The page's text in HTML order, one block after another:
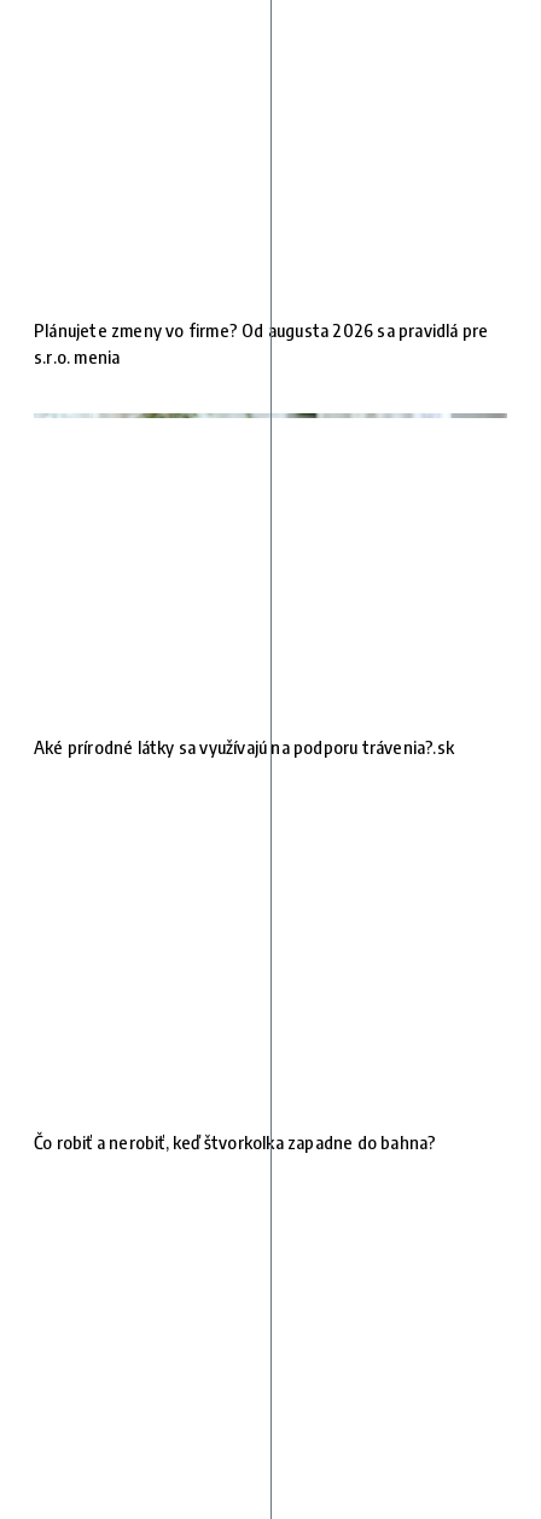
Plánujete zmeny vo firme? Od augusta 2026 sa pravidlá pre
s.r.o. menia
Aké prírodné látky sa využívajú na podporu trávenia?.sk
Čo robiť a nerobiť, keď štvorkolka zapadne do bahna?